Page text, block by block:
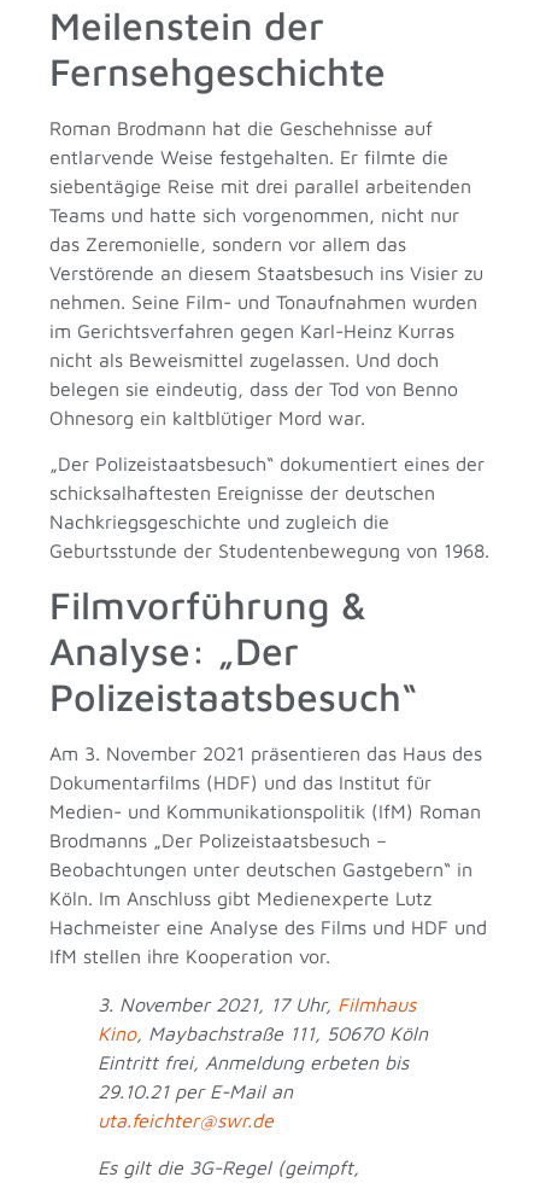
Meilenstein der
Fernsehgeschichte
Roman Brodmann hat die Geschehnisse auf
entlarvende Weise festgehalten. Er filmte die
siebentägige Reise mit drei parallel arbeitenden
Teams und hatte sich vorgenommen, nicht nur
das Zeremonielle, sondern vor allem das
Verstörende an diesem Staatsbesuch ins Visier zu
nehmen. Seine Film- und Tonaufnahmen wurden
im Gerichtsverfahren gegen Karl-Heinz Kurras
nicht als Beweismittel zugelassen. Und doch
belegen sie eindeutig, dass der Tod von Benno
Ohnesorg ein kaltblütiger Mord war.
„Der Polizeistaatsbesuch“ dokumentiert eines der
schicksalhaftesten Ereignisse der deutschen
Nachkriegsgeschichte und zugleich die
Geburtsstunde der Studentenbewegung von 1968.
Filmvorführung &
Analyse: „Der
Polizeistaatsbesuch“
Am 3. November 2021 präsentieren das Haus des
Dokumentarfilms (HDF) und das Institut für
Medien- und Kommunikationspolitik (IfM) Roman
Brodmanns „Der Polizeistaatsbesuch –
Beobachtungen unter deutschen Gastgebern“ in
Köln. Im Anschluss gibt Medienexperte Lutz
Hachmeister eine Analyse des Films und HDF und
IfM stellen ihre Kooperation vor.
3. November 2021, 17 Uhr, Filmhaus
Kino, Maybachstraße 111, 50670 Köln
Eintritt frei, Anmeldung erbeten bis
29.10.21 per E-Mail an
uta.feichter@swr.de
Es gilt die 3G-Regel (geimpft,